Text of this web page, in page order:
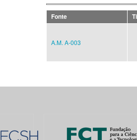
Fonte
A.M. A-003